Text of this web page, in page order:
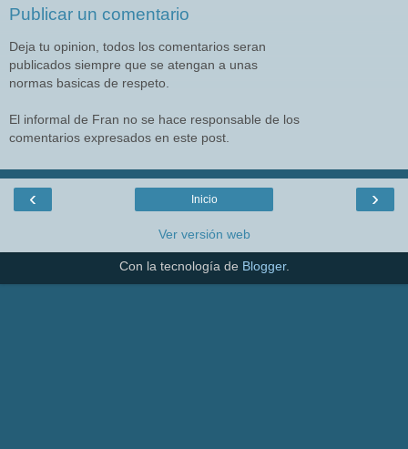
Publicar un comentario
Deja tu opinion, todos los comentarios seran
publicados siempre que se atengan a unas
normas basicas de respeto.
El informal de Fran no se hace responsable de los
comentarios expresados en este post.
‹ ›
Inicio
Ver versión web
Con la tecnología de Blogger.